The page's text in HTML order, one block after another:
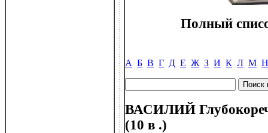
Полный
А Б В Г Д Е Ж З И К Л М Н
ВАСИЛИЙ
(10 в .)